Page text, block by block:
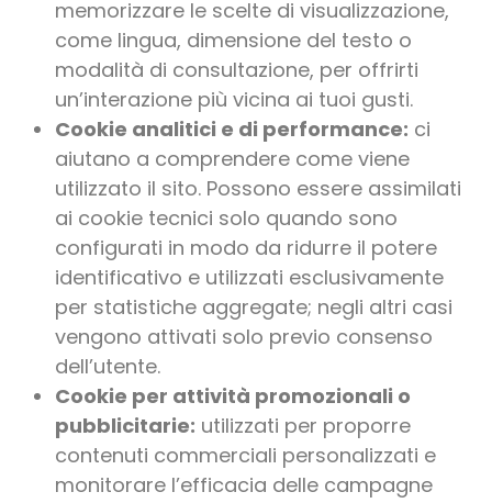
memorizzare le scelte di visualizzazione,
come lingua, dimensione del testo o
modalità di consultazione, per offrirti
un’interazione più vicina ai tuoi gusti.
Cookie analitici e di performance: ci
aiutano a comprendere come viene
utilizzato il sito. Possono essere assimilati
ai cookie tecnici solo quando sono
configurati in modo da ridurre il potere
identificativo e utilizzati esclusivamente
per statistiche aggregate; negli altri casi
vengono attivati solo previo consenso
dell’utente.
Cookie per attività promozionali o
pubblicitarie: utilizzati per proporre
contenuti commerciali personalizzati e
monitorare l’efficacia delle campagne